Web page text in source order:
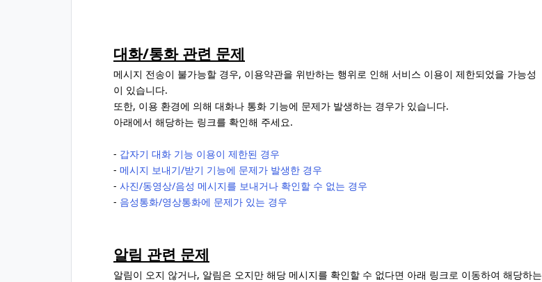
대화/통화 관련 문제
메시지 전송이 불가능할 경우, 이용약관을 위반하는 행위로 인해 서비스 이용이 제한되었을 가능성
이 있습니다.
또한, 이용 환경에 의해 대화나 통화 기능에 문제가 발생하는 경우가 있습니다.
아래에서 해당하는 링크를 확인해 주세요.
- 갑자기 대화 기능 이용이 제한된 경우
- 메시지 보내기/받기 기능에 문제가 발생한 경우
- 사진/동영상/음성 메시지를 보내거나 확인할 수 없는 경우
- 음성통화/영상통화에 문제가 있는 경우
알림 관련 문제
알림이 오지 않거나, 알림은 오지만 해당 메시지를 확인할 수 없다면 아래 링크로 이동하여 해당하는